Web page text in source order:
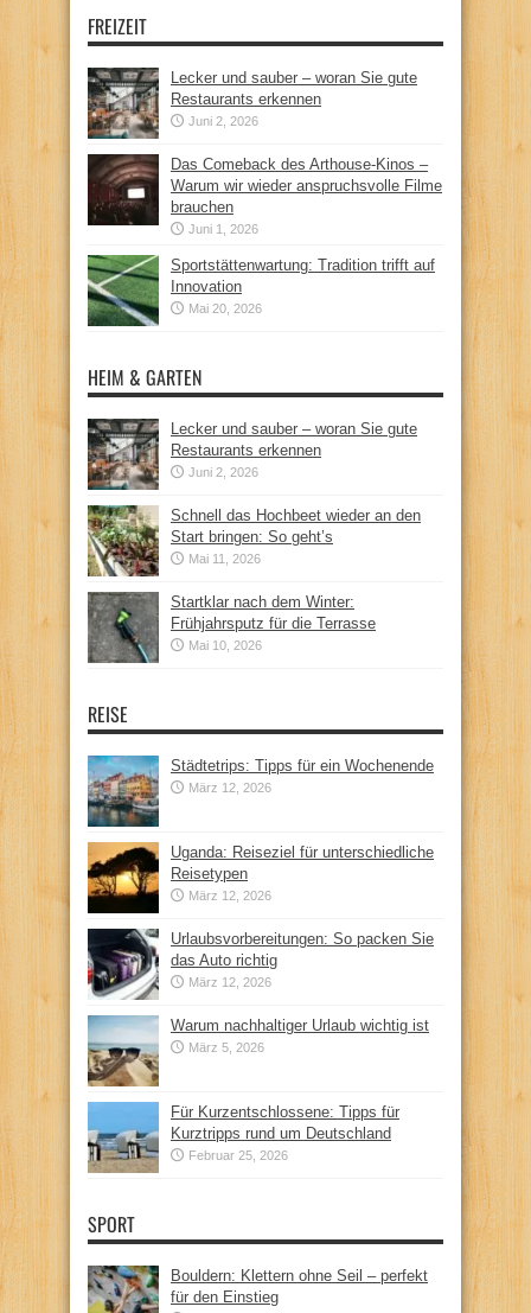
FREIZEIT
Lecker und sauber – woran Sie gute
Restaurants erkennen
Juni 2, 2026
Das Comeback des Arthouse-Kinos –
Warum wir wieder anspruchsvolle Filme
brauchen
Juni 1, 2026
Sportstättenwartung: Tradition trifft auf
Innovation
Mai 20, 2026
HEIM & GARTEN
Lecker und sauber – woran Sie gute
Restaurants erkennen
Juni 2, 2026
Schnell das Hochbeet wieder an den
Start bringen: So geht’s
Mai 11, 2026
Startklar nach dem Winter:
Frühjahrsputz für die Terrasse
Mai 10, 2026
REISE
Städtetrips: Tipps für ein Wochenende
März 12, 2026
Uganda: Reiseziel für unterschiedliche
Reisetypen
März 12, 2026
Urlaubsvorbereitungen: So packen Sie
das Auto richtig
März 12, 2026
Warum nachhaltiger Urlaub wichtig ist
März 5, 2026
Für Kurzentschlossene: Tipps für
Kurztripps rund um Deutschland
Februar 25, 2026
SPORT
Bouldern: Klettern ohne Seil – perfekt
für den Einstieg